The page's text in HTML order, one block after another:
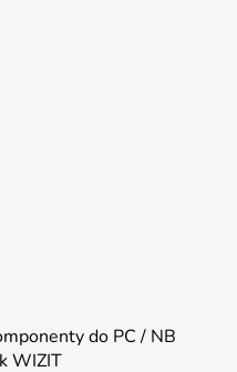
do PC / NB
WIZIT